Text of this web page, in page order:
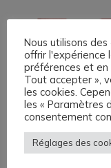
Nous utilisons
offrir l'expérience
préférences et en
Tout accepter »,
les cookies.
les « Paramètres
consentement
Réglages des